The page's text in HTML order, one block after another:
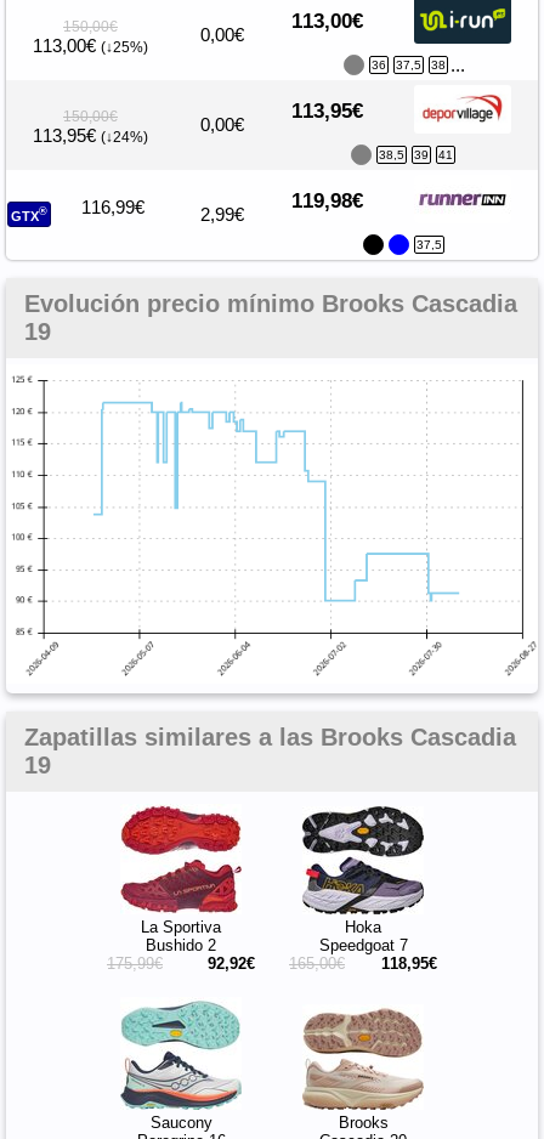
150,00€
113,00€ (↓25%)
0,00€
113,00€
36 37,5 38 ...
150,00€
113,95€ (↓24%)
0,00€
113,95€
38,5 39 41
GTX® 116,99€ 2,99€
119,98€
37,5
Evolución precio mínimo Brooks Cascadia
19
Zapatillas similares a las Brooks Cascadia
19
La Sportiva
Bushido 2
175,99€
92,92€
Hoka
Speedgoat 7
165,00€
118,95€
Saucony
Brooks